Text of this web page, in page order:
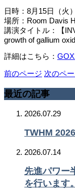
日時：8月15日（火
場所：Room Davis
講演タイトル：【
growth of gallium
詳細はこちら：
前のページ 次のペ
最近の記事
2026.07.29
TWHM
2026.07.14
先進パワー
を行います。